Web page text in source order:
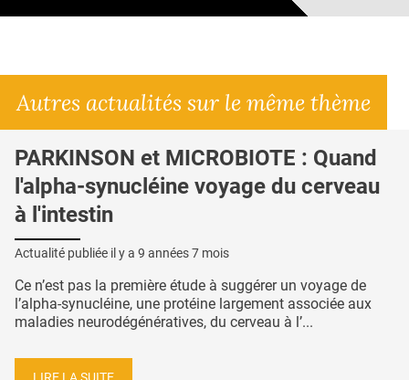
Autres actualités sur le même thème
PARKINSON et MICROBIOTE : Quand
l'alpha-synucléine voyage du cerveau
à l'intestin
Actualité publiée il y a 9 années 7 mois
Ce n’est pas la première étude à suggérer un voyage de
l’alpha-synucléine, une protéine largement associée aux
maladies neurodégénératives, du cerveau à l’...